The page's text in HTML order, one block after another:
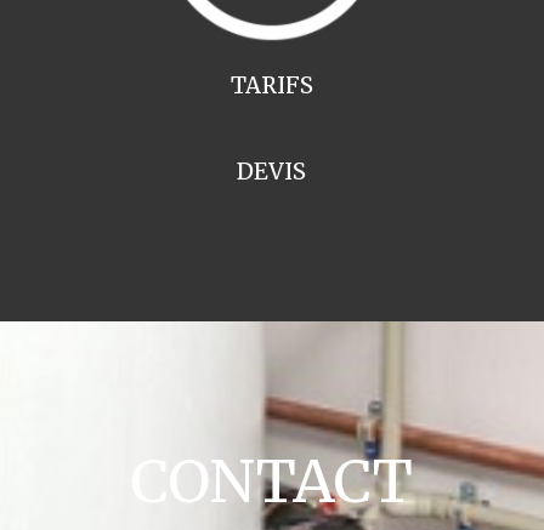
TARIFS
DEVIS
CONTACT